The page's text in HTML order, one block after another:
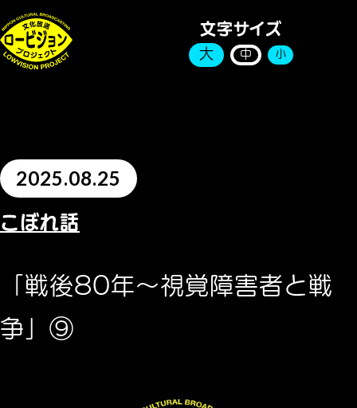
文字サイズ
大 中 小
2025.08.25
こぼれ話
「戦後80年～視覚障害者と戦
争」⑨